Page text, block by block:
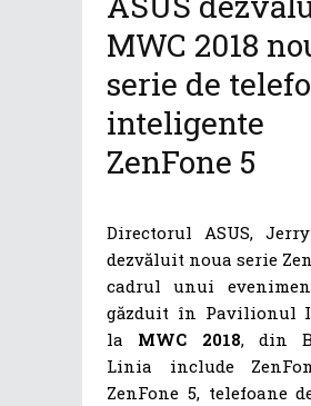
MWC 2018
serie de
inteligente
ZenFone 5
Directorul ASUS,
dezvăluit noua serie
cadrul unui
găzduit în Pavilionul
la MWC 2018, din
Linia include
ZenFone 5, telefoane